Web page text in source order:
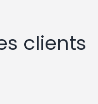
clients